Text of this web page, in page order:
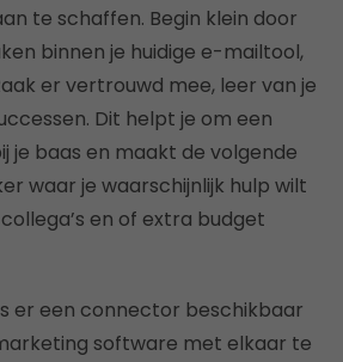
te schaffen. Begin klein door
binnen je huidige e-mailtool,
er vertrouwd mee, leer van je
Dit helpt je om een
je baas en maakt de volgende
waar je waarschijnlijk hulp wilt
en of extra budget
er een connector beschikbaar
software met elkaar te